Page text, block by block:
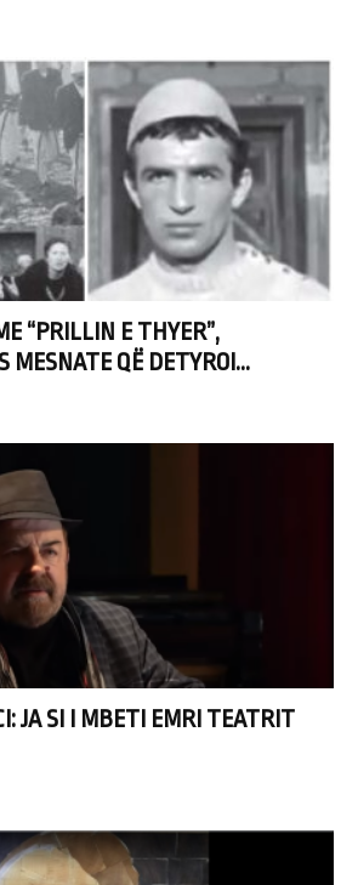
“PRILLIN E THYER”,
MESNATE QË DETYROI...
JA SI I MBETI EMRI TEATRIT